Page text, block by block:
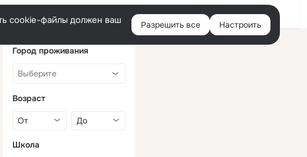
Войти
cookie-файлы должен ваш
Разрешить все Настроить
Город проживания
Возраст
Школа